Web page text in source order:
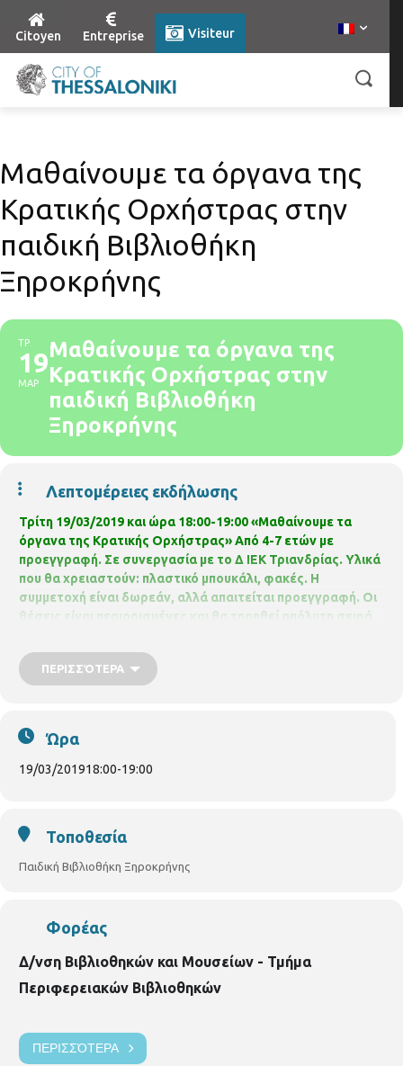
Citoyen Entreprise Visiteur
Μαθαίνουμε τα όργανα της
Κρατικής Ορχήστρας στην
παιδική Βιβλιοθήκη
Ξηροκρήνης
ΤΡ
19
ΜΑΡ
Μαθαίνουμε τα όργανα της
Κρατικής Ορχήστρας στην
παιδική Βιβλιοθήκη
Ξηροκρήνης
Λεπτομέρειες εκδήλωσης
Τρίτη 19/03/2019 και ώρα 18:00-19:00«Μαθαίνουμε τα
όργανα της Κρατικής Ορχήστρας»Από 4-7 ετών με
προεγγραφή. Σε συνεργασία με το Δ ΙΕΚ Τριανδρίας. Υλικά
που θα χρειαστούν: πλαστικό μπουκάλι, φακές. Η
συμμετοχή είναι δωρεάν, αλλά απαιτείται προεγγραφή. Οι
θέσεις είναι
περιορισμένες και θα τηρηθεί απόλυτη σειρά
περίπτωση υπεράριθμων εγγραφών.
ΞΗΡΟΚΡΗΝΗΣ Γρ. Κολωνιάρη 23
ΠΕΡΙΣΣΌΤΕΡΑ
Ώρα
19/03/201918:00-19:00
Τοποθεσία
Παιδική Βιβλιοθήκη Ξηροκρήνης
Φορέας
Δ/νση Βιβλιοθηκών και Μουσείων - Τμήμα
Περιφερειακών Βιβλιοθηκών
ΠΕΡΙΣΣΌΤΕΡΑ